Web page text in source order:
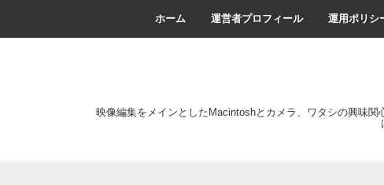
ホーム 運営者プロフィール 運用ポリシ
映像編集をメインとしたMacintoshとカメラ、ワタシの興味